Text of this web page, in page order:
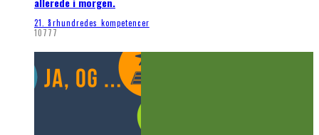
21. århundredes kompetencer
10777